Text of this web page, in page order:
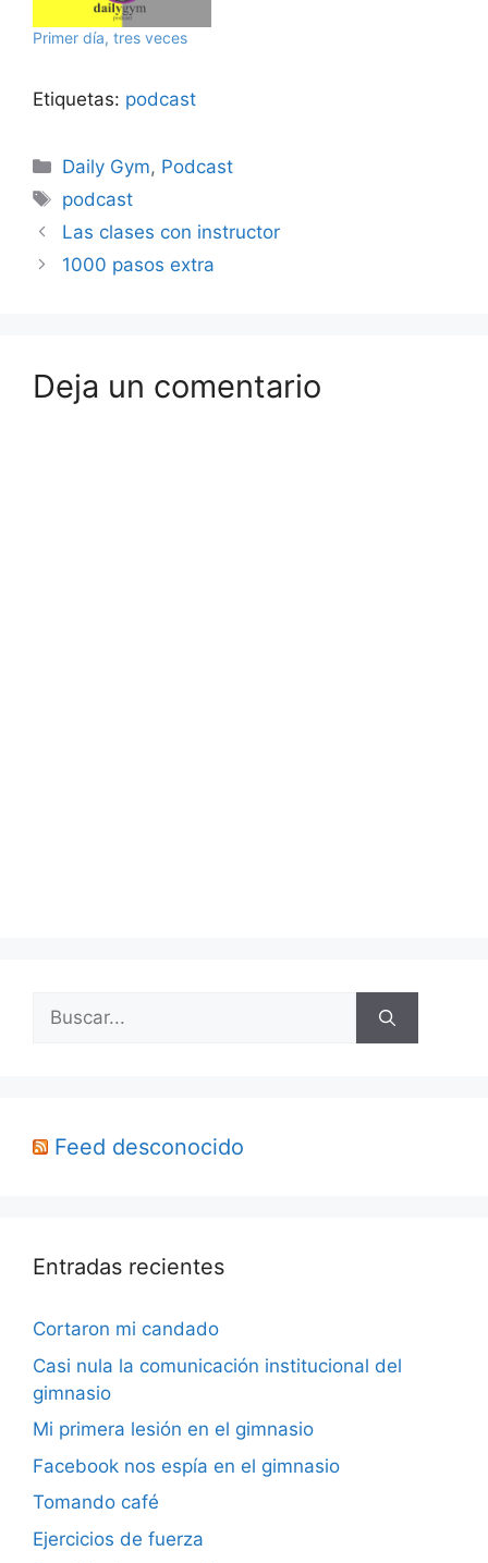
Primer día, tres veces
Etiquetas: podcast
Categorías
Daily Gym, Podcast
Etiquetas
podcast
Las clases con instructor
1000 pasos extra
Deja un comentario
Buscar:
Feed desconocido
Entradas recientes
Cortaron mi candado
Casi nula la comunicación institucional del
gimnasio
Mi primera lesión en el gimnasio
Facebook nos espía en el gimnasio
Tomando café
Ejercicios de fuerza